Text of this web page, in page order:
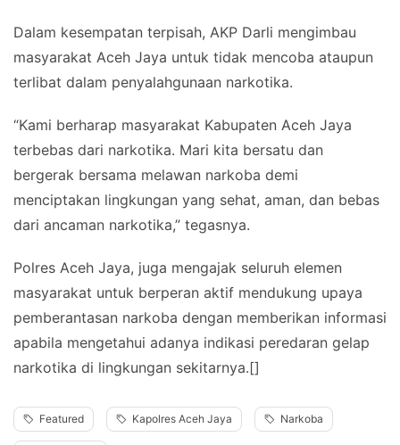
Dalam kesempatan terpisah, AKP Darli mengimbau
masyarakat Aceh Jaya untuk tidak mencoba ataupun
terlibat dalam penyalahgunaan narkotika.
“Kami berharap masyarakat Kabupaten Aceh Jaya
terbebas dari narkotika. Mari kita bersatu dan
bergerak bersama melawan narkoba demi
menciptakan lingkungan yang sehat, aman, dan bebas
dari ancaman narkotika,” tegasnya.
Polres Aceh Jaya, juga mengajak seluruh elemen
masyarakat untuk berperan aktif mendukung upaya
pemberantasan narkoba dengan memberikan informasi
apabila mengetahui adanya indikasi peredaran gelap
narkotika di lingkungan sekitarnya.[]
Featured Kapolres Aceh Jaya Narkoba